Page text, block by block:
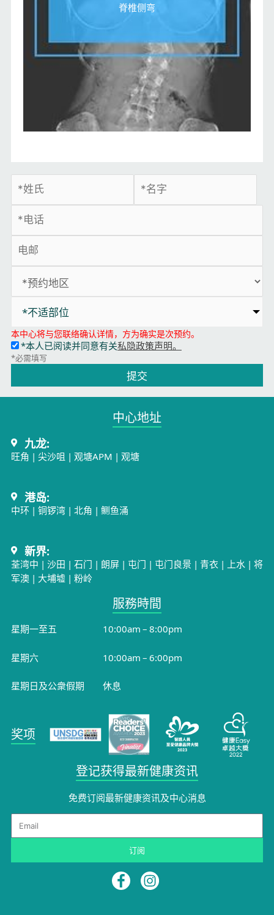
脊椎侧弯​
*不适部位
本中心将与您联络确认详情，方为确实是次预约。
*本人已阅读并同意有关私隐政策声明。
*必需填写
提交
中心地址​
九龙:
旺角 | 尖沙咀 | 观塘APM | 观塘
港岛:
中环| 铜锣湾| 北角 | 鲗鱼涌
新界:
荃湾中 | 沙田 | 石门 | 朗屏| 屯门 | 屯门良景 | 青衣 | 上水| 将
军澳| 大埔墟 | 粉岭
服務時間​
星期一至五 10:00am – 8:00pm
星期六 10:00am – 6:00pm
星期日及公衆假期 休息
登记获得最新健康资讯
免费订阅最新健康资讯及中心消息​
Email
订阅
奖项